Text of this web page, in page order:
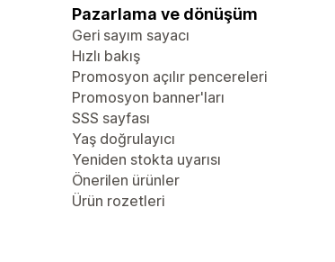
Pazarlama ve dönüşüm
Geri sayım sayacı
Hızlı bakış
Promosyon açılır pencereleri
Promosyon banner'ları
SSS sayfası
Yaş doğrulayıcı
Yeniden stokta uyarısı
Önerilen ürünler
Ürün rozetleri